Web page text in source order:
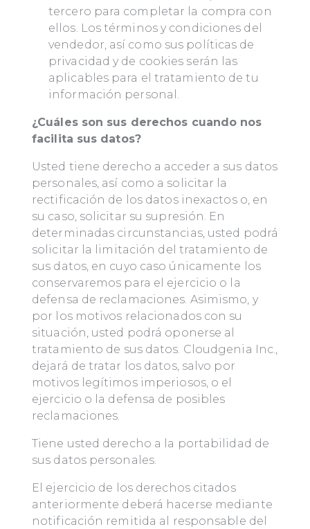
tercero para completar la compra con
ellos. Los términos y condiciones del
vendedor, así como sus políticas de
privacidad y de cookies serán las
aplicables para el tratamiento de tu
información personal.
¿Cuáles son sus derechos cuando nos
facilita sus datos?
Usted tiene derecho a acceder a sus datos
personales, así como a solicitar la
rectificación de los datos inexactos o, en
su caso, solicitar su supresión. En
determinadas circunstancias, usted podrá
solicitar la limitación del tratamiento de
sus datos, en cuyo caso únicamente los
conservaremos para el ejercicio o la
defensa de reclamaciones. Asimismo, y
por los motivos relacionados con su
situación, usted podrá oponerse al
tratamiento de sus datos. Cloudgenia Inc.,
dejará de tratar los datos, salvo por
motivos legítimos imperiosos, o el
ejercicio o la defensa de posibles
reclamaciones.
Tiene usted derecho a la portabilidad de
sus datos personales.
El ejercicio de los derechos citados
anteriormente deberá hacerse mediante
notificación remitida al responsable del